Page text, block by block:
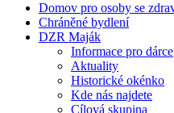
Domov pro osoby se
Chráněné bydlení
DZR Maják
Informace pro dárce
Aktuality
Historické okénko
Kde nás najdete
Cílová skupina